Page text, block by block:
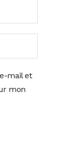
mail et
mon